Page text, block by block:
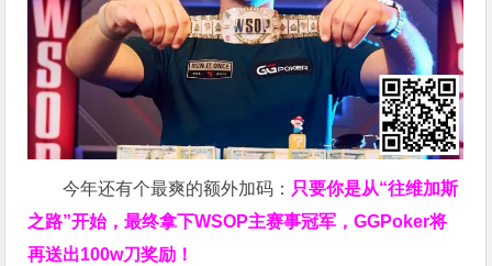
今年还有个最爽的额外加码： 只要你是从“往维加斯
之路”开始，最终拿下WSOP主赛事冠军，GGPoker将
再送出100w刀奖励！